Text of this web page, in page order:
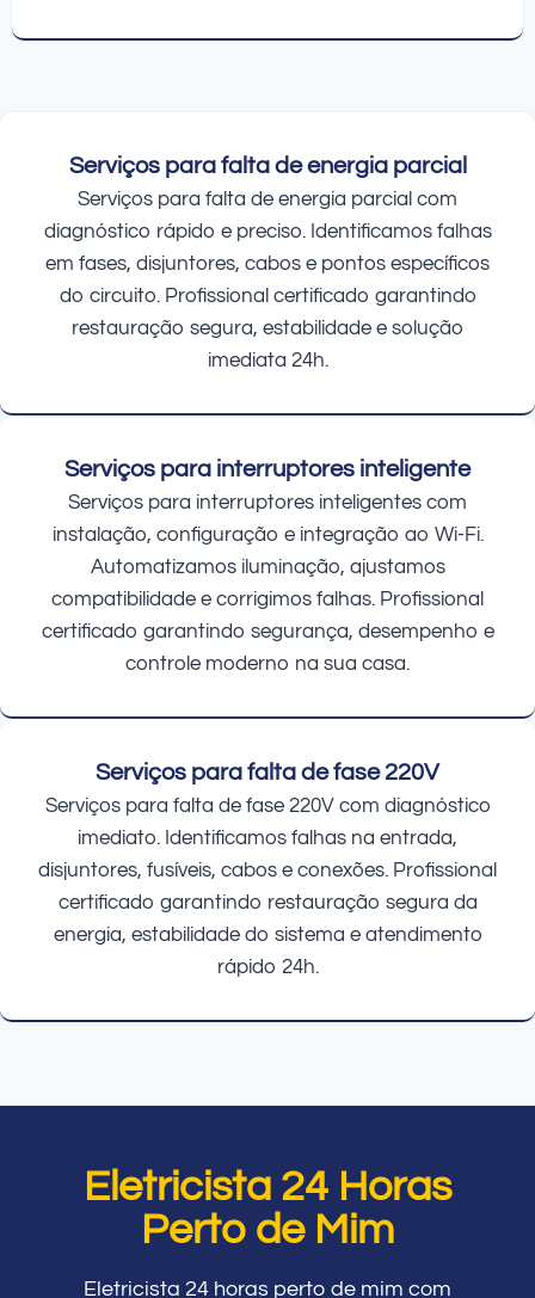
Serviços para falta de energia parcial
Serviços para falta de energia parcial com
diagnóstico rápido e preciso. Identificamos falhas
em fases, disjuntores, cabos e pontos específicos
do circuito. Profissional certificado garantindo
restauração segura, estabilidade e solução
imediata 24h.
Serviços para interruptores inteligente
Serviços para interruptores inteligentes com
instalação, configuração e integração ao Wi-Fi.
Automatizamos iluminação, ajustamos
compatibilidade e corrigimos falhas. Profissional
certificado garantindo segurança, desempenho e
controle moderno na sua casa.
Serviços para falta de fase 220V
Serviços para falta de fase 220V com diagnóstico
imediato. Identificamos falhas na entrada,
disjuntores, fusíveis, cabos e conexões. Profissional
certificado garantindo restauração segura da
energia, estabilidade do sistema e atendimento
rápido 24h.
Eletricista 24 Horas
Perto de Mim
Eletricista 24 horas perto de mim com